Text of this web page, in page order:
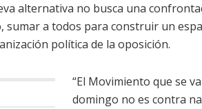
alternativa no busca una
a todos para construir un
política de la oposición.
“El Movimiento que se
domingo no es contra